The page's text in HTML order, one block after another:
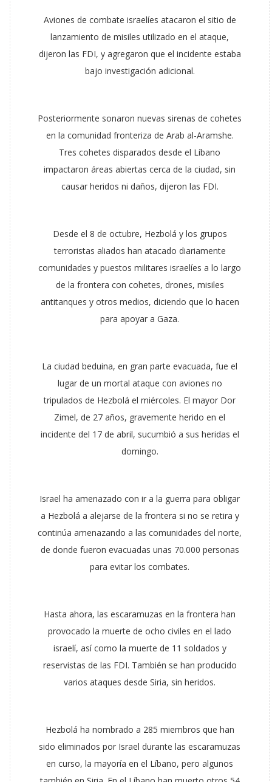
Aviones de combate israelíes atacaron el sitio de
lanzamiento de misiles utilizado en el ataque,
dijeron las FDI, y agregaron que el incidente estaba
bajo investigación adicional.
Posteriormente sonaron nuevas sirenas de cohetes
en la comunidad fronteriza de Arab al-Aramshe.
Tres cohetes disparados desde el Líbano
impactaron áreas abiertas cerca de la ciudad, sin
causar heridos ni daños, dijeron las FDI.
Desde el 8 de octubre, Hezbolá y los grupos
terroristas aliados han atacado diariamente
comunidades y puestos militares israelíes a lo largo
de la frontera con cohetes, drones, misiles
antitanques y otros medios, diciendo que lo hacen
para apoyar a Gaza.
La ciudad beduina, en gran parte evacuada, fue el
lugar de un mortal ataque con aviones no
tripulados de Hezbolá el miércoles. El mayor Dor
Zimel, de 27 años, gravemente herido en el
incidente del 17 de abril, sucumbió a sus heridas el
domingo.
Israel ha amenazado con ir a la guerra para obligar
a Hezbolá a alejarse de la frontera si no se retira y
continúa amenazando a las comunidades del norte,
de donde fueron evacuadas unas 70.000 personas
para evitar los combates.
Hasta ahora, las escaramuzas en la frontera han
provocado la muerte de ocho civiles en el lado
israelí, así como la muerte de 11 soldados y
reservistas de las FDI. También se han producido
varios ataques desde Siria, sin heridos.
Hezbolá ha nombrado a 285 miembros que han
sido eliminados por Israel durante las escaramuzas
en curso, la mayoría en el Líbano, pero algunos